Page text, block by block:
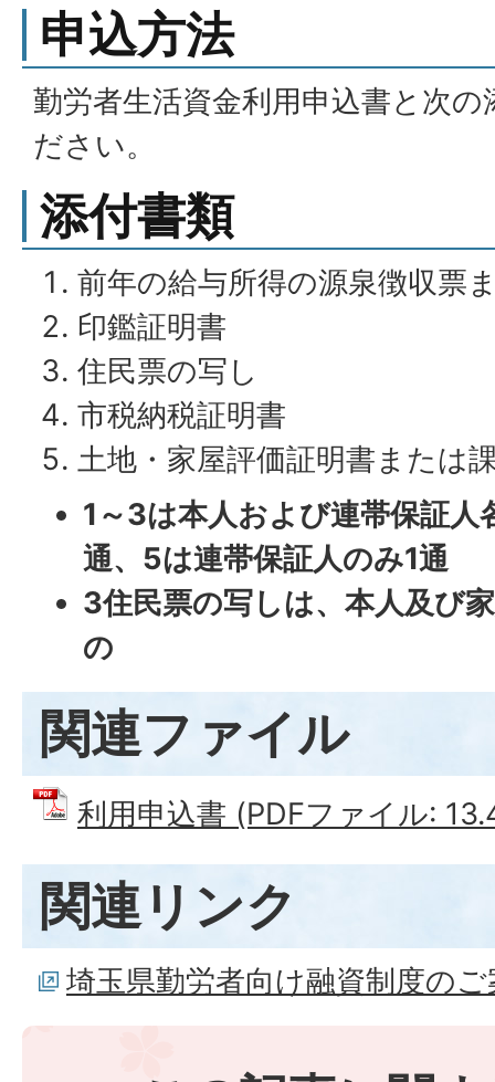
申込方法
勤労者生活資金利用申込書と次
ださい。
添付書類
前年の給与所得の源泉徴収票
印鑑証明書
住民票の写し
市税納税証明書
土地・家屋評価証明書または
1～3は本人および連帯保証人
通、5は連帯保証人のみ1通
3住民票の写しは、本人及び
の
関連ファイル
利用申込書 (PDFファイル:
関連リンク
埼玉県勤労者向け融資制度の